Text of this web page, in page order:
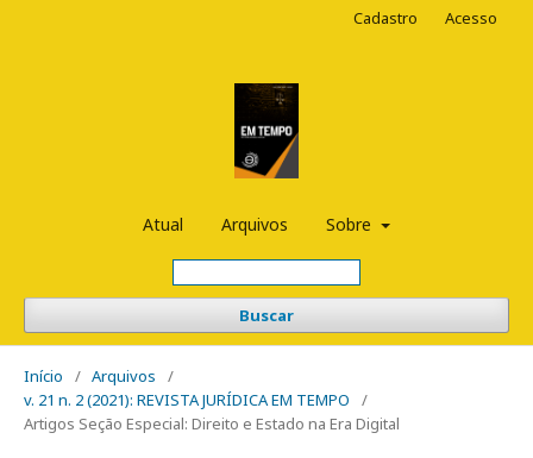
Atual Arquivos Sobre
Buscar
Cadastro Acesso
Início / Arquivos
/
v. 21 n. 2 (2021): REVISTA JURÍDICA EM TEMPO
/
Artigos Seção Especial: Direito e Estado na Era Digital